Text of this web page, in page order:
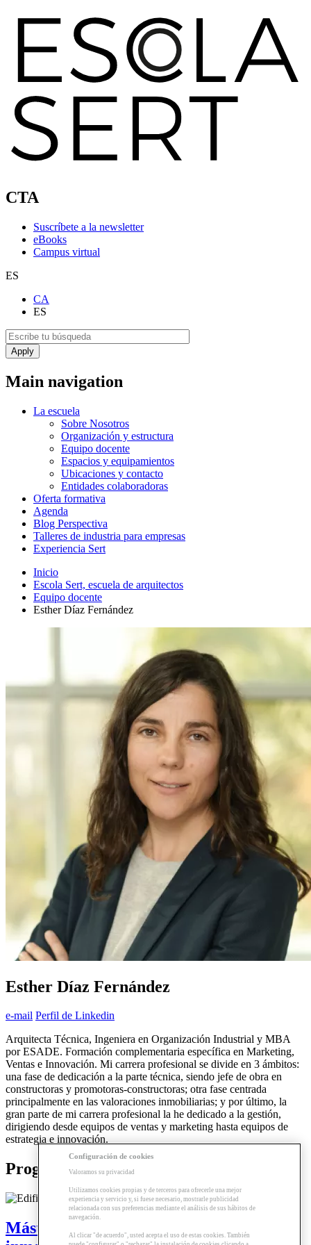
CTA
Suscríbete a la newsletter
eBooks
Campus virtual
ES
CA
ES
Main navigation
La escuela
Sobre Nosotros
Organización y estructura
Equipo docente
Espacios y equipamientos
Ubicaciones y contacto
Entidades colaboradoras
Oferta formativa
Agenda
Blog Perspectiva
Talleres de industria para empresas
Experiencia Sert
Inicio
Escola Sert, escuela de arquitectos
Equipo docente
Esther Díaz Fernández
Esther Díaz Fernández
e-mail Perfil de Linkedin
Arquitecta Técnica, Ingeniera en Organización Industrial y MBA
por ESADE. Formación complementaria específica en Marketing,
Ventas e Innovación. Mi carrera profesional se divide en 3 ámbitos:
una fase de dedicación a la parte técnica, siendo jefe de obra en
constructoras y promotoras-constructoras; otra fase centrada
principalmente en las valoraciones inmobiliarias; y por último, la
gran parte de mi carrera profesional la he dedicado a la gestión,
dirigiendo desde equipos de ventas y marketing hasta equipos de
estrategia e innovación.
Programas relacionados
Máster | Dirección de empresas
Configuración de cookies
Valoramos su privacidad
Utilizamos cookies propias y de terceros para ofrecerle una mejor
experiencia y servicio y, si fuese necesario, mostrarle publicidad
relacionada con sus preferencias mediante el análisis de sus hábitos de
navegación.
Al clicar "de acuerdo", usted acepta el uso de estas cookies. También